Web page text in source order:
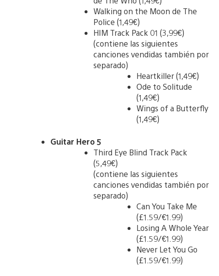
Walking on the Moon de The
Police (1,49€)
HIM Track Pack 01 (3,99€)
(contiene las siguientes
canciones vendidas también por
separado)
Heartkiller (1,49€)
Ode to Solitude
(1,49€)
Wings of a Butterfly
(1,49€)
Guitar Hero 5
Third Eye Blind Track Pack
(5,49€)
(contiene las siguientes
canciones vendidas también por
separado)
Can You Take Me
(£1.59/€1.99)
Losing A Whole Year
(£1.59/€1.99)
Never Let You Go
(£1.59/€1.99)